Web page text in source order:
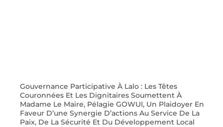
Gouvernance Participative À Lalo : Les Têtes
Couronnées Et Les Dignitaires Soumettent À
Madame Le Maire, Pélagie GOWUI, Un Plaidoyer En
Faveur D’une Synergie D’actions Au Service De La
Paix, De La Sécurité Et Du Développement Local